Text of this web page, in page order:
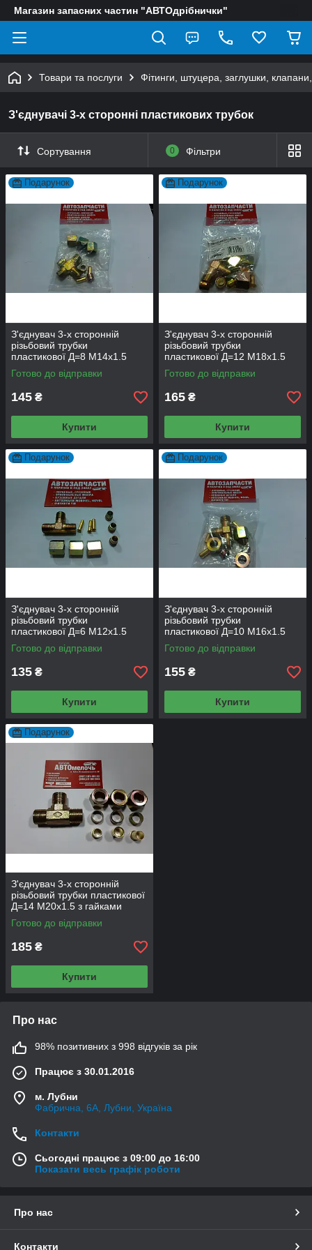
Магазин запасних частин "АВТОдрібнички"
Товари та послуги Фітинги, штуцера, заглушки,
З'єднувачі 3-х сторонні пластикових трубок
Сортування 0 Фільтри
Подарунок
З'єднувач 3-х сторонній
різьбовий трубки
пластикової Д=8 М14х1.5
з гайками
Готово до відправки
145 ₴
Купити
Подарунок
З'єднувач 3-х сторонній
різьбовий трубки
пластикової Д=12 М18х1.5
з гайками
Готово до відправки
165 ₴
Купити
Подарунок
З'єднувач 3-х сторонній
різьбовий трубки
пластикової Д=6 М12х1.5
з гайками
Готово до відправки
135 ₴
Купити
Подарунок
З'єднувач 3-х сторонній
різьбовий трубки
пластикової Д=10 М16х1.5
з гайками
Готово до відправки
155 ₴
Купити
Подарунок
З'єднувач 3-х сторонній
різьбовий трубки пластикової
Д=14 М20х1.5 з гайками
Готово до відправки
185 ₴
Купити
Про нас
98% позитивних з 998 відгуків за рік
Працює з 30.01.2016
м. Лубни
Фабрична, 6А, Лубни, Україна
Контакти
Сьогодні працює з 09:00 до 16:00
Показати весь графік роботи
Про нас
Контакти